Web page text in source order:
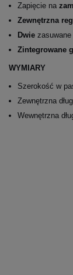
Zapięcie na
Zewnętrzna
Dwie zasuwane
Zintegrowane
WYMIARY
Szerokość w
Zewnętrzna
Wewnętrzna